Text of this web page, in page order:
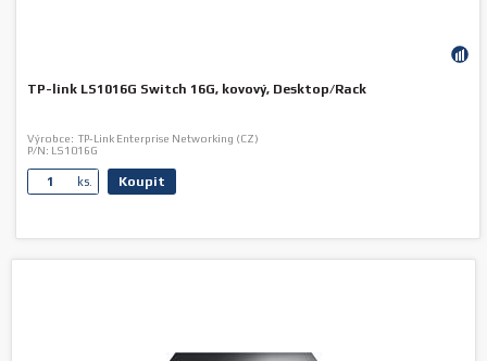
TP-link LS1016G Switch 16G, kovový, Desktop/Rack
Výrobce: TP-Link Enterprise Networking (CZ)
P/N: LS1016G
ks. Koupit